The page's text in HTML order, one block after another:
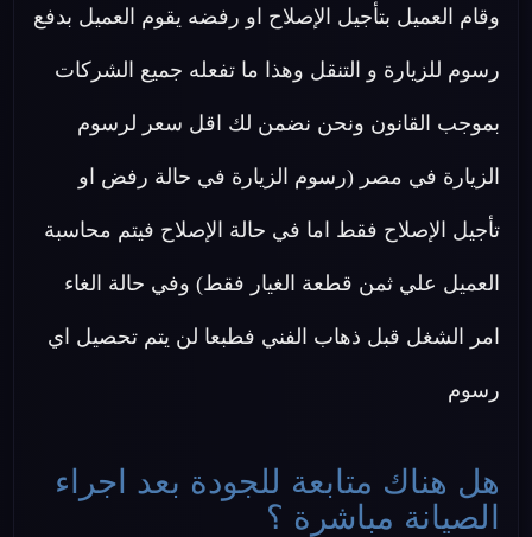
وقام العميل بتأجيل الإصلاح او رفضه يقوم العميل بدفع
رسوم للزيارة و التنقل وهذا ما تفعله جميع الشركات
بموجب القانون ونحن نضمن لك اقل سعر لرسوم
الزيارة في مصر (رسوم الزيارة في حالة رفض او
تأجيل الإصلاح فقط اما في حالة الإصلاح فيتم محاسبة
العميل علي ثمن قطعة الغيار فقط) وفي حالة الغاء
امر الشغل قبل ذهاب الفني فطبعا لن يتم تحصيل اي
رسوم
هل هناك متابعة للجودة بعد اجراء
الصيانة مباشرة ؟